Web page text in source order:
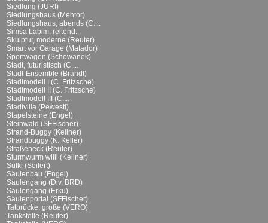
Siedlung (JURI)
Siedlungshaus (Mentor)
Siedlungshaus, abends (C....
Simsa Labim, reitend...
Skulptur, moderne (Reuter)
Smart vor Garage (Matador)
Sportwagen (Schowanek)
Stadt, futuristisch (C....
Stadt-Ensemble (Brandt)
Stadtmodell I (C. Fritzsche)
Stadtmodell II (C. Fritzsche)
Stadtmodell III (C....
Stadtvilla (Pewesti)
Stapelsteine (Engel)
Steinwald (SFFischer)
Strand-Buggy (Kellner)
Strandbuggy (K. Keller)
Straßeneck (Reuter)
Sturmwurm willi (Kellner)
Sulki (Seifert)
Säulenbau (Engel)
Säulengang (Div. BRD)
Säulengang (Erku)
Säulenportal (SFFischer)
Talbrücke, große (VERO)
Tankstelle (Reuter)